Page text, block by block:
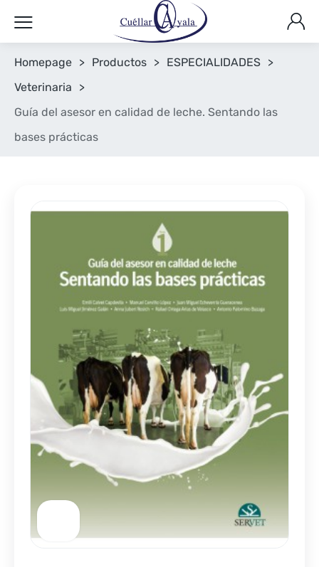
Homepage > Productos > ESPECIALIDADES >
Veterinaria
>
Guía del asesor en calidad de leche. Sentando las
bases prácticas